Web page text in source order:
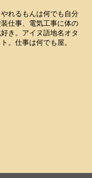
れるもんは何でも自分
仕事、電気工事に体の
き。アイヌ語地名オタ
。仕事は何でも屋。